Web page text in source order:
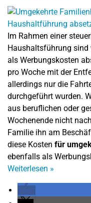
Im Rahmen einer
Haushaltsführung sind
als Werbungskosten
pro Woche mit der
allerdings nur die
durchgeführt wurden.
aus beruflichen oder
Wochenende nicht
Familie ihn am
diese Kosten für
ebenfalls als
Weiterlesen »